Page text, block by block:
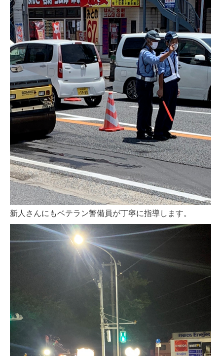
新人さんにもベテラン警備員が丁寧に指導します。